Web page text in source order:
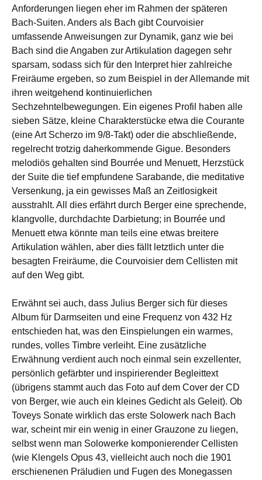
Anforderungen liegen eher im Rahmen der späteren
Bach-Suiten. Anders als Bach gibt Courvoisier
umfassende Anweisungen zur Dynamik, ganz wie bei
Bach sind die Angaben zur Artikulation dagegen sehr
sparsam, sodass sich für den Interpret hier zahlreiche
Freiräume ergeben, so zum Beispiel in der Allemande mit
ihren weitgehend kontinuierlichen
Sechzehntelbewegungen. Ein eigenes Profil haben alle
sieben Sätze, kleine Charakterstücke etwa die Courante
(eine Art Scherzo im 9/8-Takt) oder die abschließende,
regelrecht trotzig daherkommende Gigue. Besonders
melodiös gehalten sind Bourrée und Menuett, Herzstück
der Suite die tief empfundene Sarabande, die meditative
Versenkung, ja ein gewisses Maß an Zeitlosigkeit
ausstrahlt. All dies erfährt durch Berger eine sprechende,
klangvolle, durchdachte Darbietung; in Bourrée und
Menuett etwa könnte man teils eine etwas breitere
Artikulation wählen, aber dies fällt letztlich unter die
besagten Freiräume, die Courvoisier dem Cellisten mit
auf den Weg gibt.
Erwähnt sei auch, dass Julius Berger sich für dieses
Album für Darmseiten und eine Frequenz von 432 Hz
entschieden hat, was den Einspielungen ein warmes,
rundes, volles Timbre verleiht. Eine zusätzliche
Erwähnung verdient auch noch einmal sein exzellenter,
persönlich gefärbter und inspirierender Begleittext
(übrigens stammt auch das Foto auf dem Cover der CD
von Berger, wie auch ein kleines Gedicht als Geleit). Ob
Toveys Sonate wirklich das erste Solowerk nach Bach
war, scheint mir ein wenig in einer Grauzone zu liegen,
selbst wenn man Solowerke komponierender Cellisten
(wie Klengels Opus 43, vielleicht auch noch die 1901
erschienenen Präludien und Fugen des Monegassen